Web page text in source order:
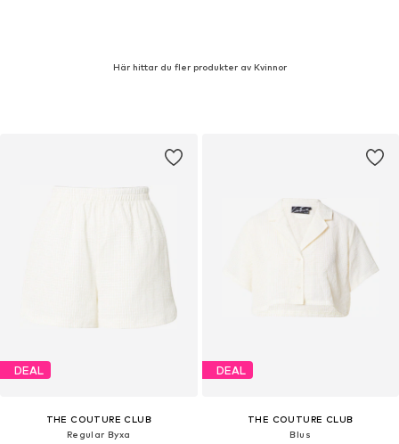
Här hittar du fler produkter av Kvinnor
DEAL
THE COUTURE CLUB
Regular Byxa
DEAL
THE COUTURE CLUB
Blus